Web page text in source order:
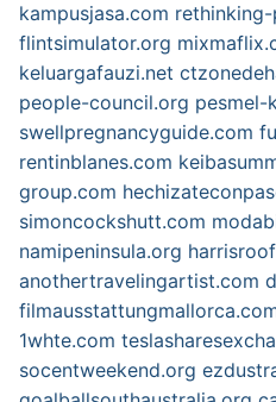
kampusjasa.com
flintsimulator.org
keluargafauzi.net
people-council.org pesmel-
swellpregnancyguide.com
rentinblanes.com
group.com
simoncockshutt.com
namipeninsula.org
anothertravelingartist.com
1whte.com
socentweekend.org